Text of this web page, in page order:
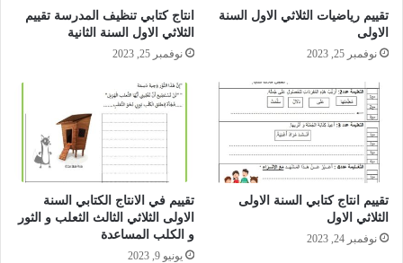
تقييم رياضيات الثلاثي الاول السنة
الاولى
نوفمبر 25, 2023
انتاج كتابي تنظيف المدرسة تقييم
الثلاثي الاول السنة الثانية
نوفمبر 25, 2023
تقييم انتاج كتابي السنة الاولى
الثلاثي الاول
نوفمبر 24, 2023
تقييم في الانتاج الكتابي السنة
الاولى الثلاثي الثالث الثعلب و الثور
و الكلب المساعدة
يونيو 9, 2023